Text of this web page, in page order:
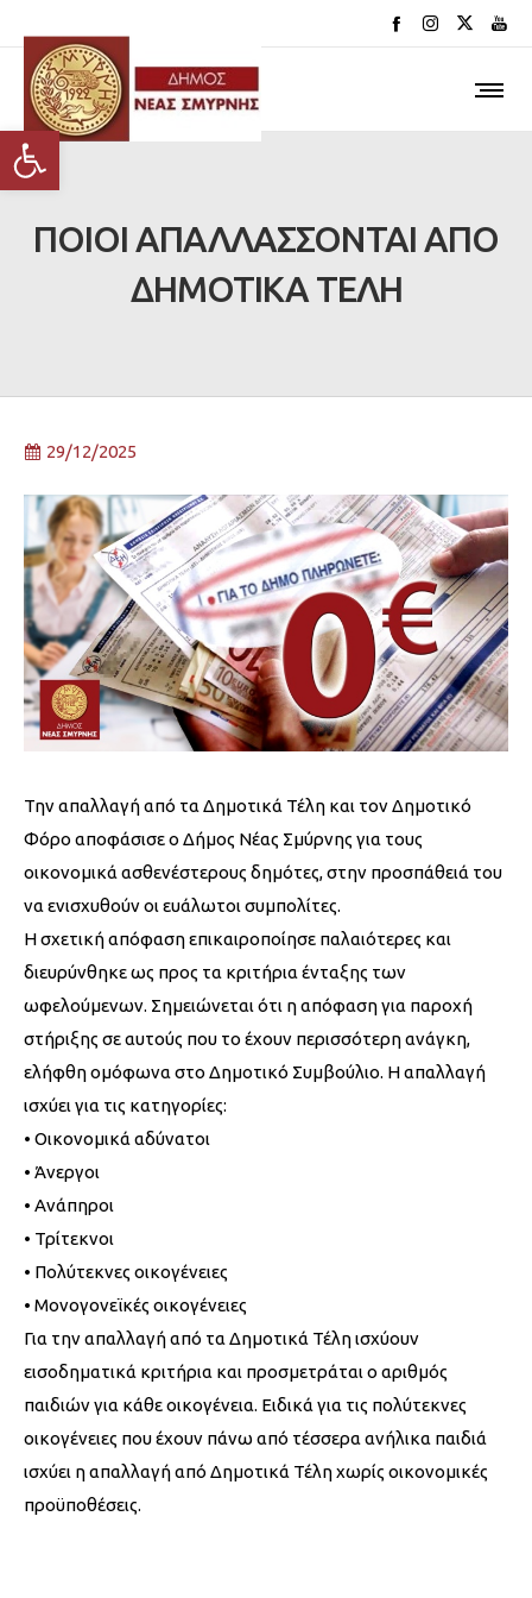
Ανοίξτε τη γραμμή εργαλείων
ΠΟΙΟΙ ΑΠΑΛΛΑΣΣΟΝΤΑΙ ΑΠΟ
ΔΗΜΟΤΙΚΑ ΤΕΛΗ
29/12/2025
Την απαλλαγή από τα Δημοτικά Τέλη και τον Δημοτικό
Φόρο αποφάσισε ο Δήμος Νέας Σμύρνης για τους
οικονομικά ασθενέστερους δημότες, στην προσπάθειά του
να ενισχυθούν οι ευάλωτοι συμπολίτες.
Η σχετική απόφαση επικαιροποίησε παλαιότερες και
διευρύνθηκε ως προς τα κριτήρια ένταξης των
ωφελούμενων. Σημειώνεται ότι η απόφαση για παροχή
στήριξης σε αυτούς που το έχουν περισσότερη ανάγκη,
ελήφθη ομόφωνα στο Δημοτικό Συμβούλιο. Η απαλλαγή
ισχύει για τις κατηγορίες:
• Οικονομικά αδύνατοι
• Άνεργοι
• Ανάπηροι
• Τρίτεκνοι
• Πολύτεκνες οικογένειες
• Μονογονεϊκές οικογένειες
Για την απαλλαγή από τα Δημοτικά Τέλη ισχύουν
εισοδηματικά κριτήρια και προσμετράται ο αριθμός
παιδιών για κάθε οικογένεια. Ειδικά για τις πολύτεκνες
οικογένειες που έχουν πάνω από τέσσερα ανήλικα παιδιά
ισχύει η απαλλαγή από Δημοτικά Τέλη χωρίς οικονομικές
προϋποθέσεις.